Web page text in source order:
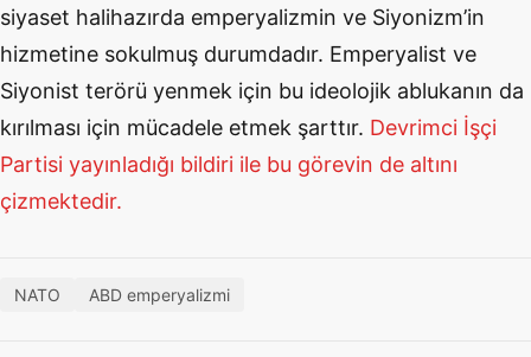
siyaset halihazırda emperyalizmin ve Siyonizm’in
hizmetine sokulmuş durumdadır. Emperyalist ve
Siyonist terörü yenmek için bu ideolojik ablukanın da
kırılması için mücadele etmek şarttır. Devrimci İşçi
Partisi yayınladığı bildiri ile bu görevin de altını
çizmektedir.
NATO ABD emperyalizmi